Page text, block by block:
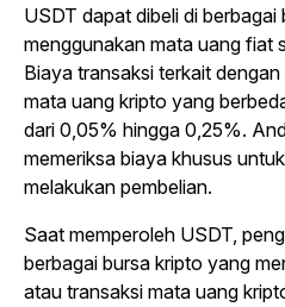
USDT dapat dibeli di berbagai
menggunakan mata uang fiat
Biaya transaksi terkait
mata uang kripto yang
dari 0,05% hingga 0,25%.
memeriksa biaya khusus
melakukan pembelian.
Saat memperoleh USDT,
berbagai bursa kripto yang
atau transaksi mata uang